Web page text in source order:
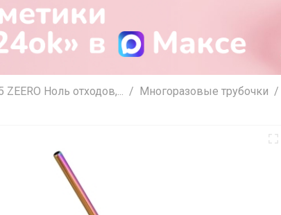
ZEERO Ноль отходов,... Многоразовые трубочки